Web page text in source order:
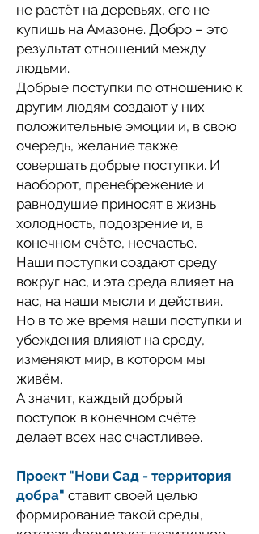
не растёт на деревьях, его не
купишь на Амазоне. Добро – это
результат отношений между
людьми.
Добрые поступки по отношению к
другим людям создают у них
положительные эмоции и, в свою
очередь, желание также
совершать добрые поступки. И
наоборот, пренебрежение и
равнодушие приносят в жизнь
холодность, подозрение и, в
конечном счёте, несчастье.
Наши поступки создают среду
вокруг нас, и эта среда влияет на
нас, на наши мысли и действия.
Но в то же время наши поступки и
убеждения влияют на среду,
изменяют мир, в котором мы
живём.
А значит, каждый добрый
поступок в конечном счёте
делает всех нас счастливее.
Проект "Нови Сад - территория
добра" ставит своей целью
формирование такой среды,